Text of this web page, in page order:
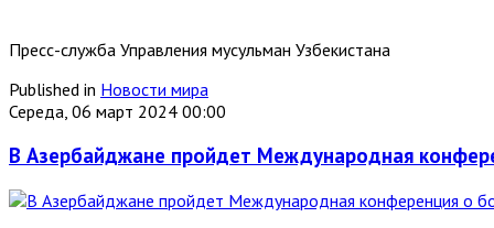
Пресс-служба Управления мусульман Узбекистана
Published in Новости мира
Середа, 06 март 2024 00:00
В Азербайджане пройдет Международная